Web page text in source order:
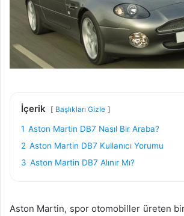
İçerik Başlıkları Gizle
1 Aston Martin DB7 Nasıl Bir Araba?
2 Aston Martin DB7 Kullanıcı Yorumu
3 Aston Martin DB7 Alınır Mı?
Aston Martin, spor otomobiller üreten bir